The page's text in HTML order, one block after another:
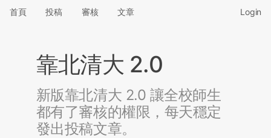
首頁 投稿 審核 文章 Login
靠北清大 2.0
新版靠北清大 2.0 讓全校師生
都有了審核的權限，每天穩定
發出投稿文章。